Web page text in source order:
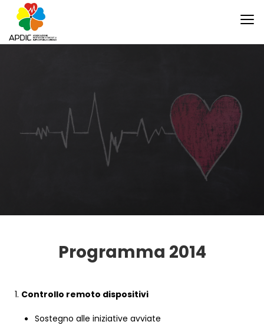
Programma 2014
1. Controllo remoto dispositivi
Sostegno alle iniziative avviate